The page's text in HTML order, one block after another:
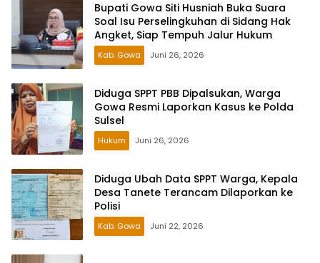
Bupati Gowa Siti Husniah Buka Suara
Soal Isu Perselingkuhan di Sidang Hak
Angket, Siap Tempuh Jalur Hukum
Kab. Gowa Juni 26, 2026
Diduga SPPT PBB Dipalsukan, Warga
Gowa Resmi Laporkan Kasus ke Polda
Sulsel
Hukum Juni 26, 2026
Diduga Ubah Data SPPT Warga, Kepala
Desa Tanete Terancam Dilaporkan ke
Polisi
Kab. Gowa Juni 22, 2026